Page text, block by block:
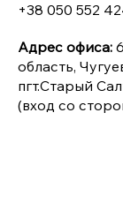
+38 050 552
Адрес офиса:
область,
пгт.Старый
(вход со